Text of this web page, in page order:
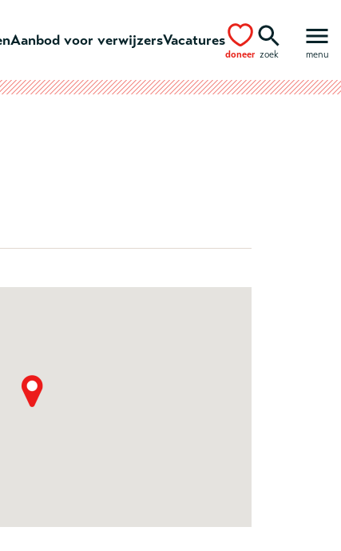
Aanbod voor verwijzersVacatures
doneer zoek menu